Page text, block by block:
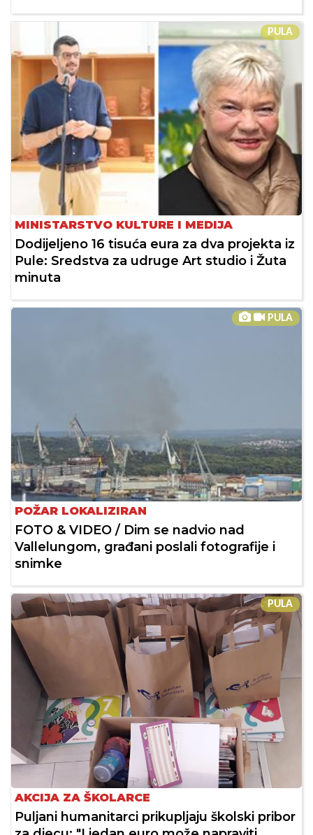
PULA
MINISTARSTVO KULTURE I MEDIJA
Dodijeljeno 16 tisuća eura za dva projekta iz
Pule: Sredstva za udruge Art studio i Žuta
minuta
PULA
POŽAR LOKALIZIRAN
FOTO & VIDEO / Dim se nadvio nad
Vallelungom, građani poslali fotografije i
snimke
PULA
AKCIJA ZA ŠKOLARCE
Puljani humanitarci prikupljaju školski pribor